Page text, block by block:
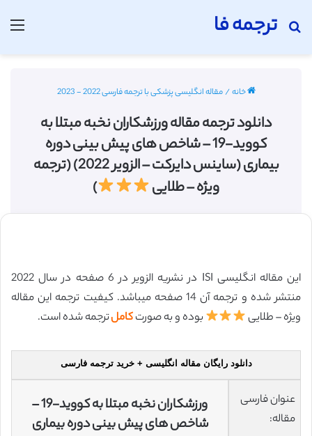
ترجمه فا
جستجو برای
خانه/مقاله انگلیسی پزشکی با ترجمه فارسی 2022 - 2023
دانلود ترجمه مقاله ورزشکاران نخبه مبتلا به
کووید-19 – شاخص های پیش بینی دوره
بیماری (ساینس دایرکت – الزویر 2022) (ترجمه
ویژه – طلایی
)
این مقاله انگلیسی ISI در نشریه الزویر در 6 صفحه در سال 2022
منتشر شده و ترجمه آن 14 صفحه میباشد. کیفیت ترجمه این مقاله
ویژه – طلایی
بوده و به صورتکاملترجمه شده است.
دانلود رایگان مقاله انگلیسی + خرید ترجمه فارسی
عنوان فارسی
مقاله:
ورزشکاران نخبه مبتلا به کووید-19 –
شاخص های پیش بینی دوره بیماری